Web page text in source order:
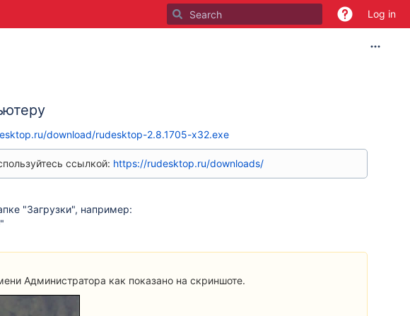
Log in
download/rudesktop-2.8.1705-x32.exe
ссылкой: https://rudesktop.ru/downloads/
"Загрузки", например:
Администратора как показано на скриншоте.